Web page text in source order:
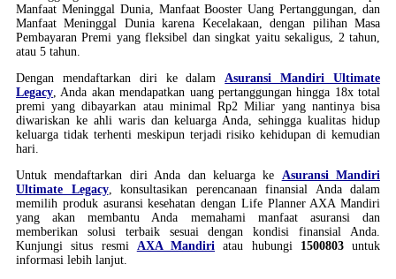
Manfaat Meninggal Dunia, Manfaat Booster Uang Pertanggungan, dan
Manfaat Meninggal Dunia karena Kecelakaan, dengan pilihan Masa
Pembayaran Premi yang fleksibel dan singkat yaitu sekaligus, 2 tahun,
atau 5 tahun.
Dengan mendaftarkan diri ke dalamAsuransi Mandiri Ultimate
Legacy, Anda akan mendapatkan uang pertanggungan hingga 18x total
premi yang dibayarkan atau minimal Rp2 Miliar yang nantinya bisa
diwariskan ke ahli waris dan keluarga Anda, sehingga kualitas hidup
keluarga tidak terhenti meskipun terjadi risiko kehidupan di kemudian
hari.
Untuk mendaftarkan diri Anda dan keluarga ke Asuransi Mandiri
Ultimate Legacy, konsultasikan perencanaan finansial Anda dalam
memilih produk asuransi kesehatan dengan Life Planner AXA Mandiri
yang akan membantu Anda memahami manfaat asuransi dan
memberikan solusi terbaik sesuai dengan kondisi finansial Anda.
Kunjungi situs resmi AXA Mandiri atau hubungi 1500803untuk
informasi lebih lanjut.